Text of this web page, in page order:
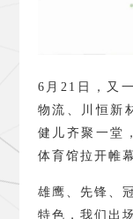
6 月 21 日，又
物流、川恒新
健儿齐聚一堂
体育馆拉开帷幕
雄鹰、先锋、
特色，我们出